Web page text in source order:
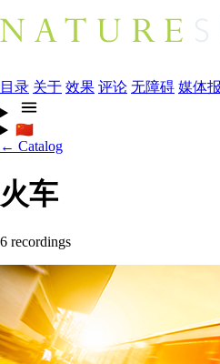
目录 关于 效果 评论 无障碍 媒体
🇨🇳
← Catalog
火车
6 recordings